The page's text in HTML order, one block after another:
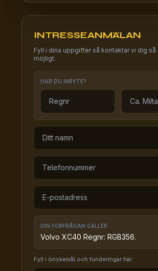
INTRESSEANMÄLAN
Fyll i dina uppgifter så kontaktar vi dig så
möjligt.
HAR DU INBYTE?
DIN FÖRFRÅGAN GÄLLER
Volvo XC40 Regnr: RGB356.
Fyll i önskemål och funderingar här: